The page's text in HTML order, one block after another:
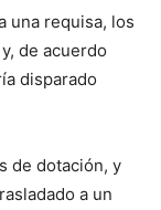
una requisa, los
de acuerdo
disparado
de dotación, y
a un